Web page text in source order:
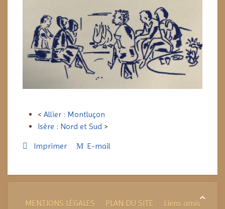
< Allier : Montluçon
Isère : Nord et Sud >
Imprimer E-mail
MENTIONS LÉGALES PLAN DU SITE Liens amis